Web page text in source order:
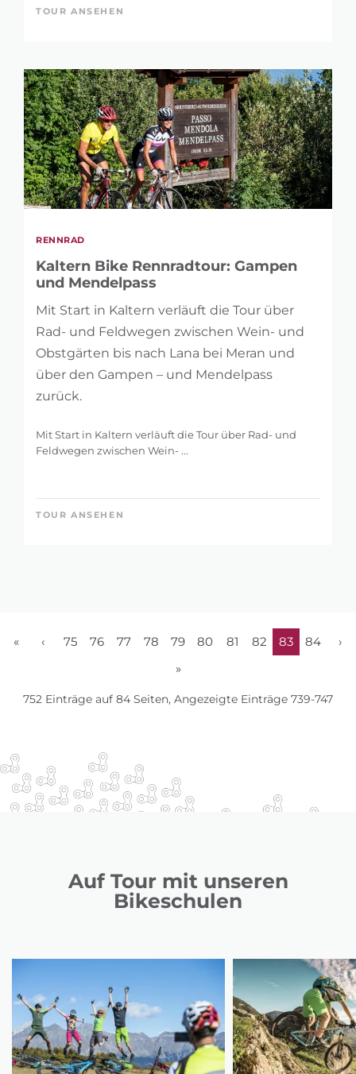
TOUR ANSEHEN
RENNRAD
Kaltern Bike Rennradtour: Gampen
und Mendelpass
Mit Start in Kaltern verläuft die Tour über
Rad- und Feldwegen zwischen Wein- und
Obstgärten bis nach Lana bei Meran und
über den Gampen – und Mendelpass
zurück.
Mit Start in Kaltern verläuft die Tour über Rad- und
Feldwegen zwischen Wein- ...
TOUR ANSEHEN
« ‹ 75 76 77 78 79 80 81 82 83 84
›
»
752 Einträge auf 84 Seiten, Angezeigte Einträge 739-747
Auf Tour mit unseren
Bikeschulen